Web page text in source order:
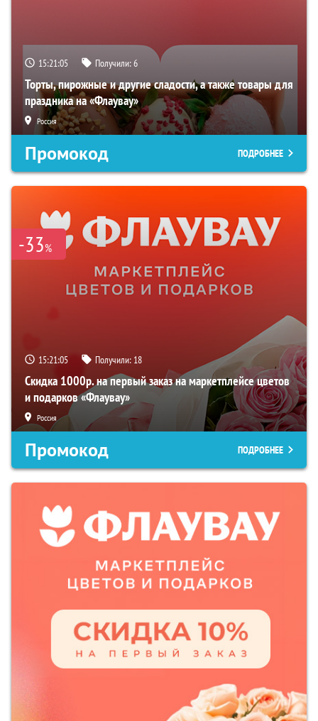
15:21:04 Получили:6
Торты, пирожные и другие сладости, а также товары для
праздника на «Флаувау»
Россия
Промокод ПОДРОБНЕЕ
-33%
15:21:04 Получили: 18
Скидка 1000р. на первый заказ на маркетплейсе цветов
и подарков «Флаувау»
Россия
Промокод ПОДРОБНЕЕ